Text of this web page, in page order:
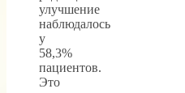
улучшение
наблюдалось
у
58,3%
пациентов.
Это